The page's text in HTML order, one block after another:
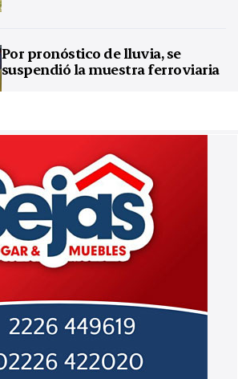
Por pronóstico de lluvia, se
suspendió la muestra ferroviaria